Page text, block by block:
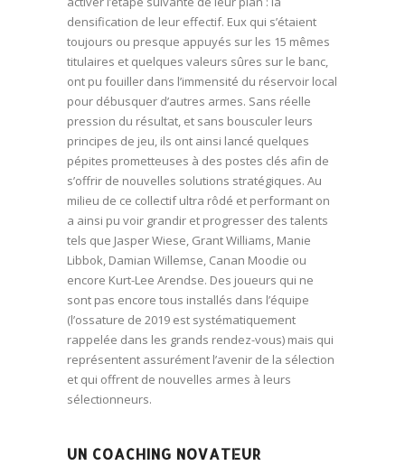
densification de leur effectif. Eux qui s’étaient
toujours ou presque appuyés sur les 15 mêmes
titulaires et quelques valeurs sûres sur le banc,
ont pu fouiller dans l’immensité du réservoir local
pour débusquer d’autres armes. Sans réelle
pression du résultat, et sans bousculer leurs
principes de jeu, ils ont ainsi lancé quelques
pépites prometteuses à des postes clés afin de
s’offrir de nouvelles solutions stratégiques. Au
milieu de ce collectif ultra rôdé et performant on
a ainsi pu voir grandir et progresser des talents
tels que Jasper Wiese, Grant Williams, Manie
Libbok, Damian Willemse, Canan Moodie ou
encore Kurt-Lee Arendse. Des joueurs qui ne
sont pas encore tous installés dans l’équipe
(l’ossature de 2019 est systématiquement
rappelée dans les grands rendez-vous) mais qui
représentent assurément l’avenir de la sélection
et qui offrent de nouvelles armes à leurs
sélectionneurs.
UN COACHING NOVATEUR